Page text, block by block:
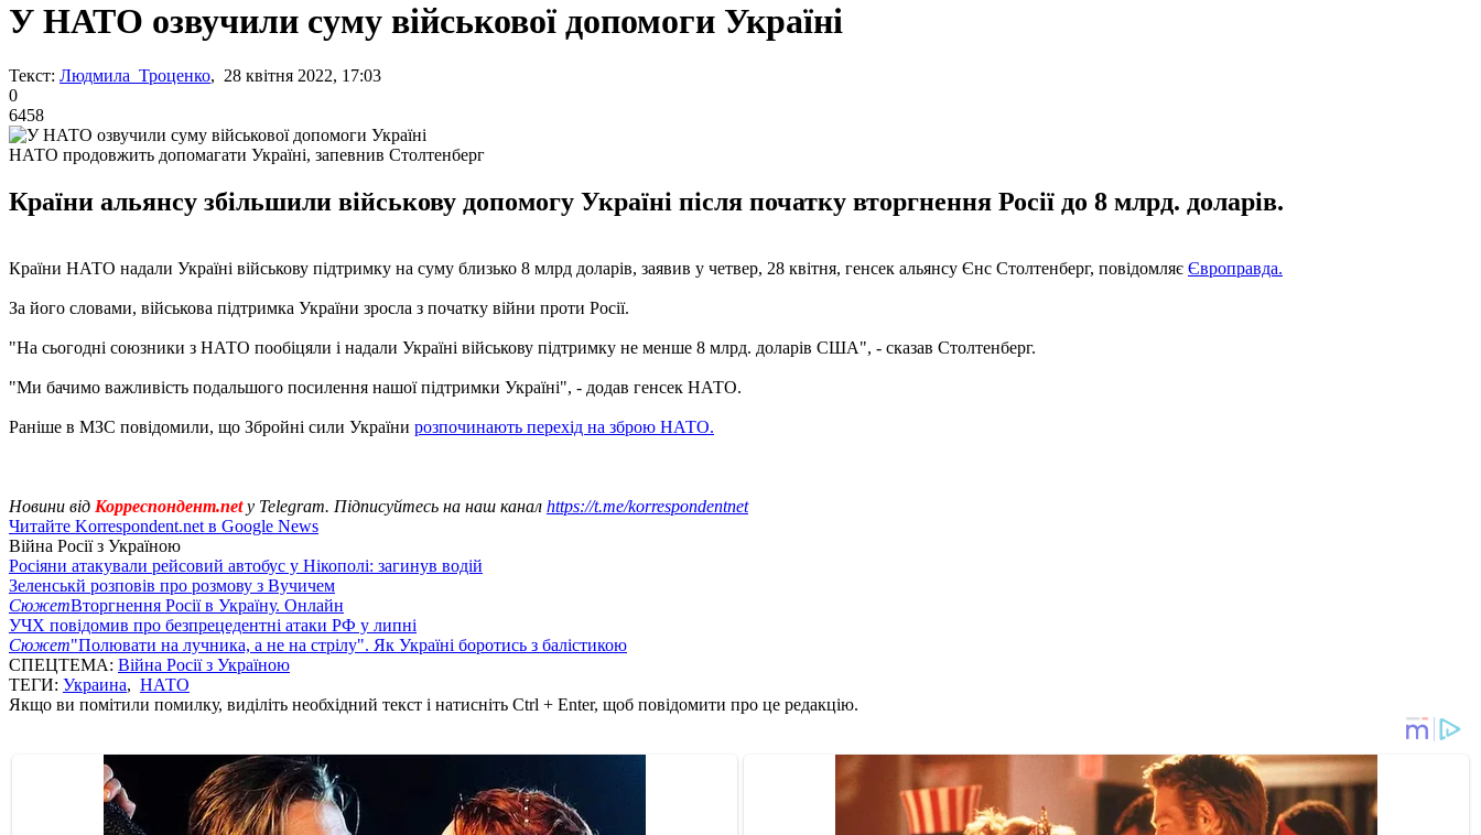
У НАТО озвучили суму військової допомоги Україні
Текст: Людмила Троценко, 28 квітня 2022, 17:03
0
6458
НАТО продовжить допомагати Україні, запевнив Столтенберг
Країни альянсу збільшили військову допомогу Україні після початку вторгнення Росії до 8 млрд. доларів.
Країни НАТО надали Україні військову підтримку на суму близько 8 млрд доларів, заявив у четвер, 28 квітня, генсек альянсу Єнс Столтенберг, повідомляє Європравда.
За його словами, військова підтримка України зросла з початку війни проти Росії.
"На сьогодні союзники з НАТО пообіцяли і надали Україні військову підтримку не менше 8 млрд. доларів США", - сказав Столтенберг.
"Ми бачимо важливість подальшого посилення нашої підтримки Україні", - додав генсек НАТО.
Раніше в МЗС повідомили, що Збройні сили України розпочинають перехід на зброю НАТО.
Новини від Корреспондент.netу Telegram. Підписуйтесь на наш канал https://t.me/korrespondentnet
Читайте Korrespondent.net в Google News
Війна Росії з Україною
Росіяни атакували рейсовий автобус у Нікополі: загинув водій
Зеленськй розповів про розмову з Вучичем
СюжетВторгнення Росії в Україну. Онлайн
УЧХ повідомив про безпрецедентні атаки РФ у липні
Сюжет"Полювати на лучника, а не на стрілу". Як Україні боротись з балістикою
СПЕЦТЕМА: Війна Росії з Україною
ТЕГИ: Украина, НАТО
Якщо ви помітили помилку, виділіть необхідний текст і натисніть Ctrl + Enter, щоб повідомити про це редакцію.